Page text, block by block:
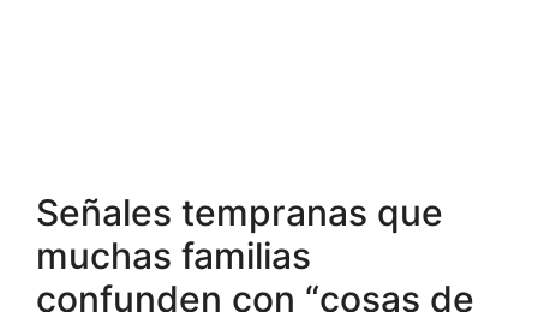
Señales tempranas que
muchas familias
confunden con “cosas de